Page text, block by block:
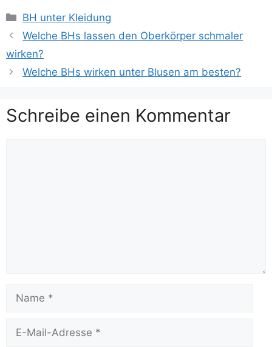
Kategorien
BH unter Kleidung
Welche BHs lassen den Oberkörper schmaler
wirken?
Welche BHs wirken unter Blusen am besten?
Schreibe einen Kommentar
Mail-